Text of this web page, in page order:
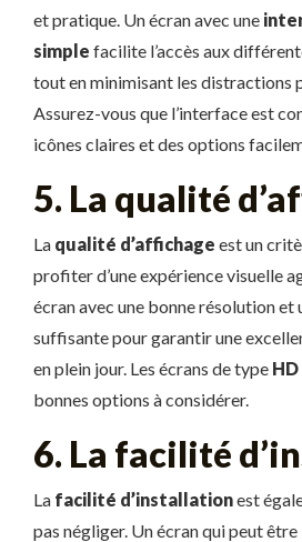
et pratique. Un écran avec une
simple facilite l’accès aux
tout en minimisant les distractions
Assurez-vous que l’interface est
icônes claires et des options
5. La qualité
La qualité d’affichage est un
profiter d’une expérience visuelle
écran avec une bonne résolution et
suffisante pour garantir une
en plein jour. Les écrans de type HD
bonnes options à considérer.
6. La facilité
La facilité d’installationest
pas négliger. Un écran qui peut être